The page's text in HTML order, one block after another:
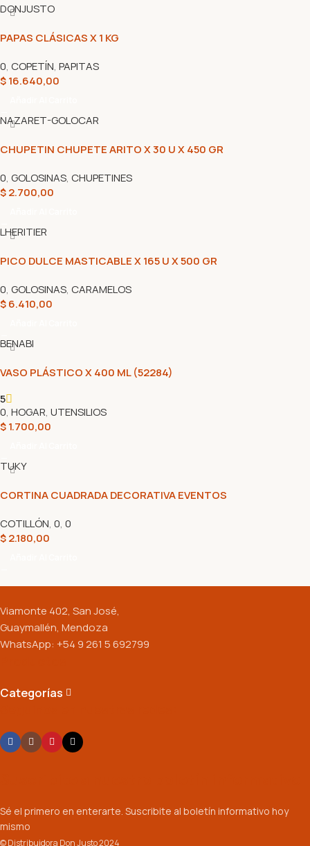
DONJUSTO
PAPAS CLÁSICAS X 1 KG
0, COPETÍN, PAPITAS
$16.640,00
NAZARET-GOLOCAR
CHUPETIN CHUPETE ARITO X 30 U X 450 GR
0, GOLOSINAS, CHUPETINES
$2.700,00
LHERITIER
PICO DULCE MASTICABLE X 165 U X 500 GR
0, GOLOSINAS, CARAMELOS
$6.410,00
BENABI
VASO PLÁSTICO X 400 ML (52284)
5
0, HOGAR, UTENSILIOS
$1.700,00
TUKY
CORTINA CUADRADA DECORATIVA EVENTOS
COTILLÓN, 0, 0
$2.180,00
Viamonte 402, San José,
Guaymallén, Mendoza
WhatsApp: +54 9 261 5 692799
Categorías
Sé el primero en enterarte. Suscribite al boletín informativo hoy
mismo
© Distribuidora Don Justo 2024